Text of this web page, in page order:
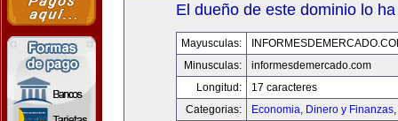
El dueño de este dominio lo
Mayusculas:
Minusculas:
informesdemercado.com
Longitud:
17 caracteres
Categorias:
Economia, Dinero y Finanzas,